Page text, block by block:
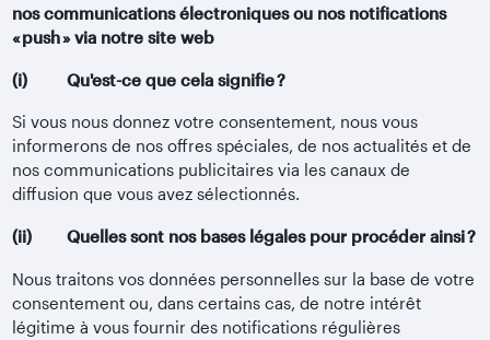
nos communications électroniques ou nos notifications
« push » via notre site web
(i) Qu'est-ce que cela signifie ?
Si vous nous donnez votre consentement, nous vous
informerons de nos offres spéciales, de nos actualités et de
nos communications publicitaires via les canaux de
diffusion que vous avez sélectionnés.
(ii) Quelles sont nos bases légales pour procéder ainsi ?
Nous traitons vos données personnelles sur la base de votre
consentement ou, dans certains cas, de notre intérêt
légitime à vous fournir des notifications régulières